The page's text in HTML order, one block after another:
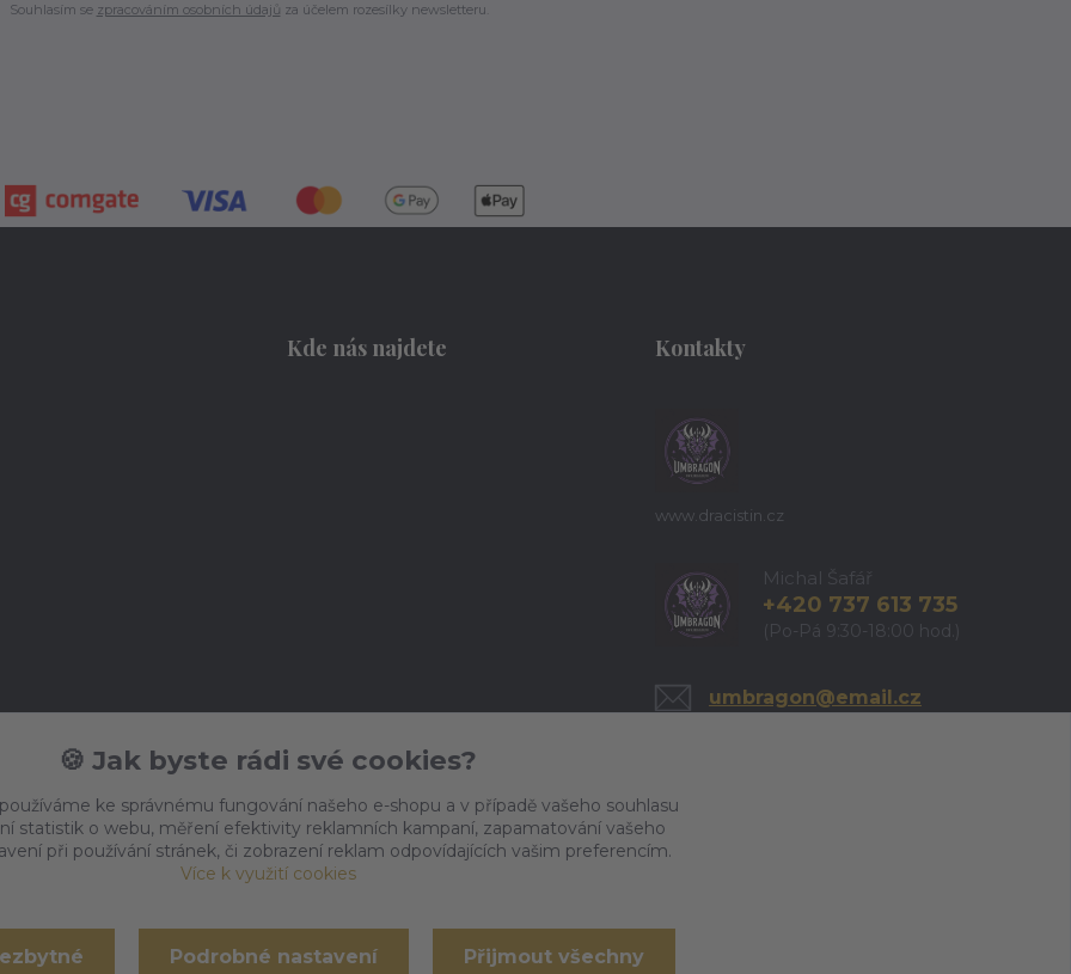
Souhlasím se zpracováním osobních údajů za účelem rozesílky newsletteru.
Kde nás najdete Kontakty
www.dracistin.cz
Michal Šafář
+420 737 613 735
(Po-Pá 9:30-18:00 hod.)
umbragon@email.cz
🍪 Jak byste rádi své cookies?
ke správnému fungování našeho e-shopu a v případě vašeho souhlasu
statistik o webu, měření efektivity reklamních kampaní, zapamatování vašeho
při používání stránek, či zobrazení reklam odpovídajících vašim preferencím.
Více k využití cookies
Podrobné nastavení Přijmout všechny